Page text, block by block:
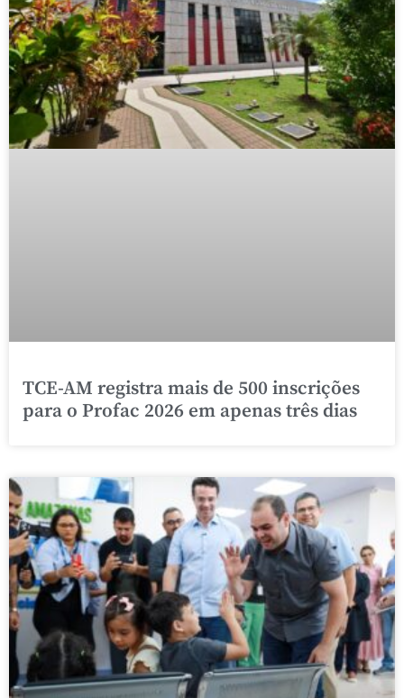
TCE-AM registra mais de 500 inscrições
para o Profac 2026 em apenas três dias